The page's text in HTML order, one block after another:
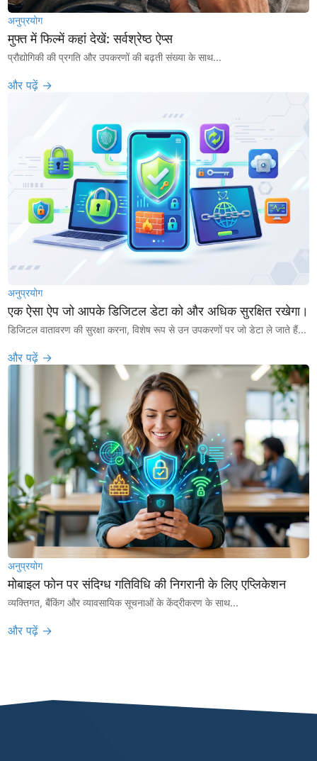
अनुप्रयोग
मुफ्त में फिल्में कहां देखें: सर्वश्रेष्ठ ऐप्स
प्रौद्योगिकी की प्रगति और उपकरणों की बढ़ती संख्या के साथ...
और पढ़ें →
अनुप्रयोग
एक ऐसा ऐप जो आपके डिजिटल डेटा को और अधिक सुरक्षित रखेगा।
डिजिटल वातावरण की सुरक्षा करना, विशेष रूप से उन उपकरणों पर जो डेटा ले जाते हैं...
और पढ़ें →
अनुप्रयोग
मोबाइल फोन पर संदिग्ध गतिविधि की निगरानी के लिए एप्लिकेशन
व्यक्तिगत, बैंकिंग और व्यावसायिक सूचनाओं के केंद्रीकरण के साथ...
और पढ़ें →